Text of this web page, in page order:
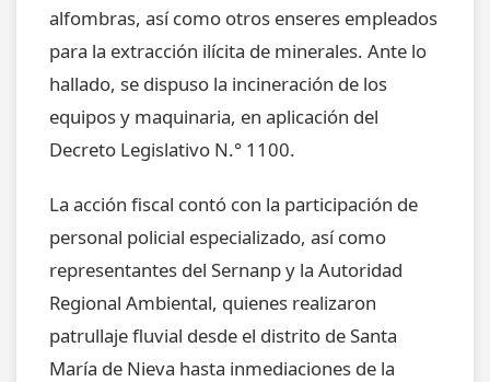
alfombras, así como otros enseres empleados
para la extracción ilícita de minerales. Ante lo
hallado, se dispuso la incineración de los
equipos y maquinaria, en aplicación del
Decreto Legislativo N.° 1100.
La acción fiscal contó con la participación de
personal policial especializado, así como
representantes del Sernanp y la Autoridad
Regional Ambiental, quienes realizaron
patrullaje fluvial desde el distrito de Santa
María de Nieva hasta inmediaciones de la